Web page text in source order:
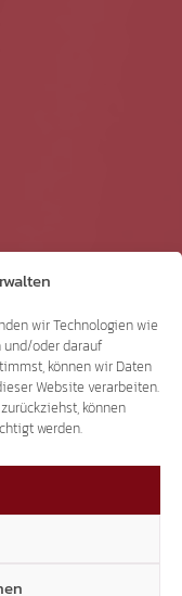
wir Technologien wie
und/oder darauf
können wir Daten
Website verarbeiten.
können
werden.